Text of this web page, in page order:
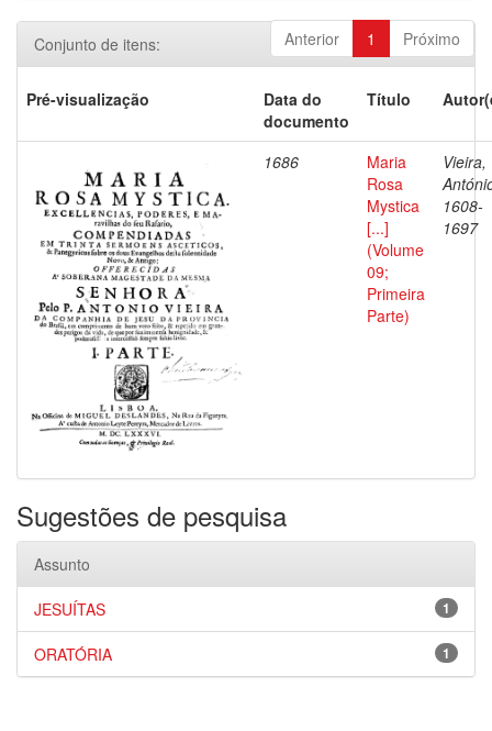
Anterior 1 Próximo
Conjunto de itens:
Pré-visualização
Data do
documento
Título
1686
Maria
Rosa
Mystica
[...]
(Volume
09;
Primeira
Parte)
Vieira,
1608-
1697
Sugestões de pesquisa
Assunto
1
JESUÍTAS
1
ORATÓRIA